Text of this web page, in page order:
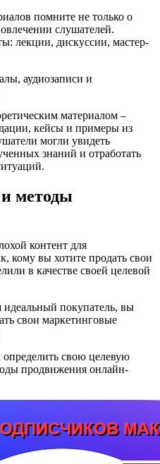
помните не только о
слушателей.
лекции, дискуссии, мастер-
аудиозаписи и
материалом –
кейсы и примеры из
могли увидеть
знаний и отработать
методы
контент для
кому вы хотите продать свои
в качестве своей целевой
идеальный покупатель, вы
свои маркетинговые
свою целевую
продвижения онлайн-